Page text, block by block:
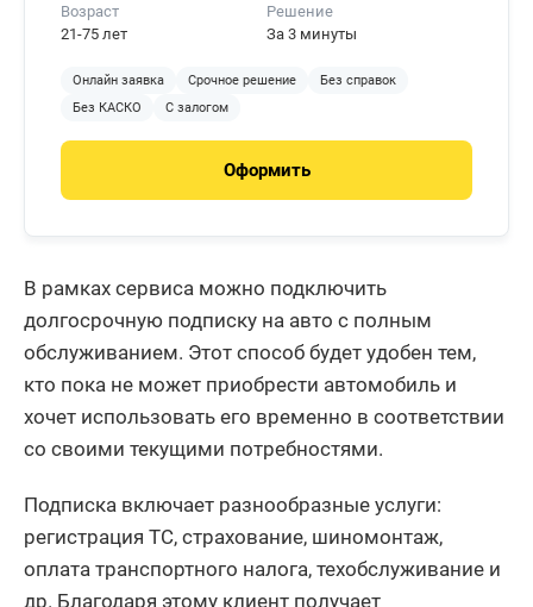
Возраст
21-75 лет
Решение
За 3 минуты
Онлайн заявка Срочное решение
Без справок
Без КАСКО
С залогом
Оформить
В рамках сервиса можно подключить
долгосрочную подписку на авто с полным
обслуживанием. Этот способ будет удобен тем,
кто пока не может приобрести автомобиль и
хочет использовать его временно в соответствии
со своими текущими потребностями.
Подписка включает разнообразные услуги:
регистрация ТС, страхование, шиномонтаж,
оплата транспортного налога, техобслуживание и
др. Благодаря этому клиент получает